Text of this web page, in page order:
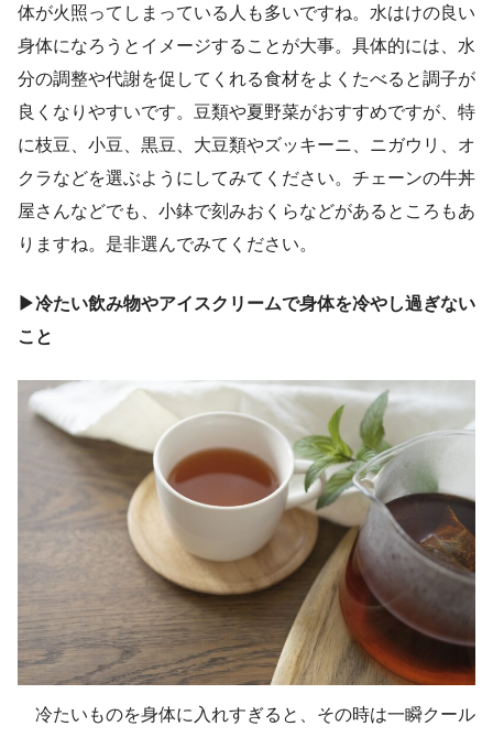
体が火照ってしまっている人も多いですね。水はけの良い
身体になろうとイメージすることが大事。具体的には、水
分の調整や代謝を促してくれる食材をよくたべると調子が
良くなりやすいです。豆類や夏野菜がおすすめですが、特
に枝豆、小豆、黒豆、大豆類やズッキーニ、ニガウリ、オ
クラなどを選ぶようにしてみてください。チェーンの牛丼
屋さんなどでも、小鉢で刻みおくらなどがあるところもあ
りますね。是非選んでみてください。
▶冷たい飲み物やアイスクリームで身体を冷やし過ぎない
こと
冷たいものを身体に入れすぎると、その時は一瞬クール